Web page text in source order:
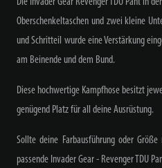
Oberschenkeltaschen und zwei kleine
und Schritteil wurde eine Verstärkung
am Beinende und dem Bund.
Diese hochwertige Kampfhose besitzt
genügend Platz für all deine Ausrüstung.
Sollte deine Farbausführung oder
passende Invader Gear - Revenger TDU